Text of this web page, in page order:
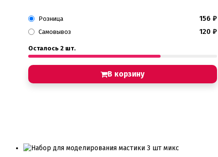
Розница 156 ₽
Самовывоз 120 ₽
Осталось 2 шт.
В корзину